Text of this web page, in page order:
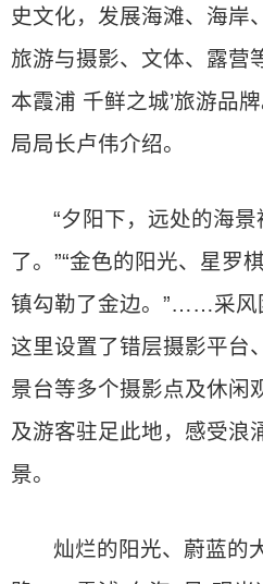
史文化，发展海滩、海岸
旅游与摄影、文体、露营
本霞浦 千鲜之城’旅游品
局局长卢伟介绍。
“夕阳下，远处的海
了。”“金色的阳光、星罗
镇勾勒了金边。”……采风
这里设置了错层摄影平台
景台等多个摄影点及休闲
及游客驻足此地，感受浪
景。
灿烂的阳光、蔚蓝的